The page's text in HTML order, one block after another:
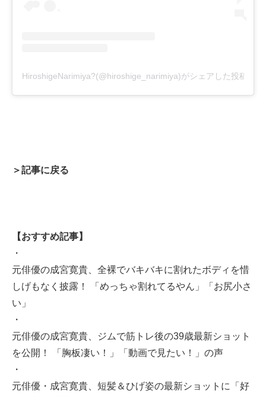
HiroshigeNarimiya?(@hiroshige_narimiya)がシェアした投稿
＞記事に戻る
【おすすめ記事】
・
元俳優の成宮寛貴、全裸でバキバキに割れたボディを惜
しげもなく披露！ 「めっちゃ割れてるやん」「お尻小さ
い」
・
元俳優の成宮寛貴、ジムで筋トレ後の39歳最新ショット
を公開！ 「胸板凄い！」「動画で見たい！」の声
・
元俳優・成宮寛貴、短髪＆ひげ姿の最新ショットに「好